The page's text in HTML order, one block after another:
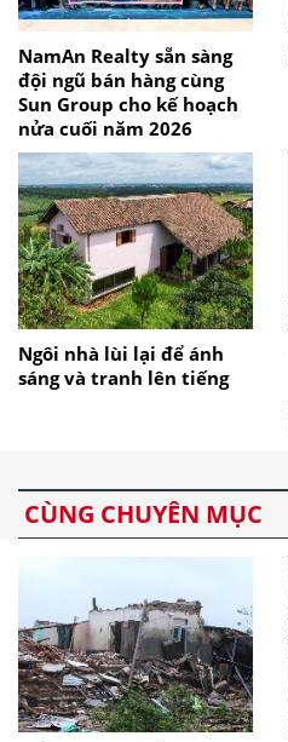
NamAn Realty sẵn sàng
đội ngũ bán hàng cùng
Sun Group cho kế hoạch
nửa cuối năm 2026
Ngôi nhà lùi lại để ánh
sáng và tranh lên tiếng
CÙNG CHUYÊN MỤC